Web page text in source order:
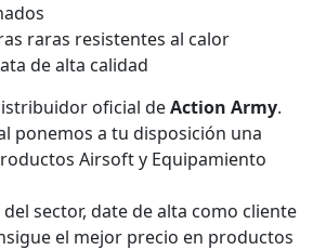
raras resistentes al calor
de alta calidad
oficial deAction Army.
ponemos a tu disposición una
Airsoft y Equipamiento
sector, date de alta como cliente
el mejor precio en productos